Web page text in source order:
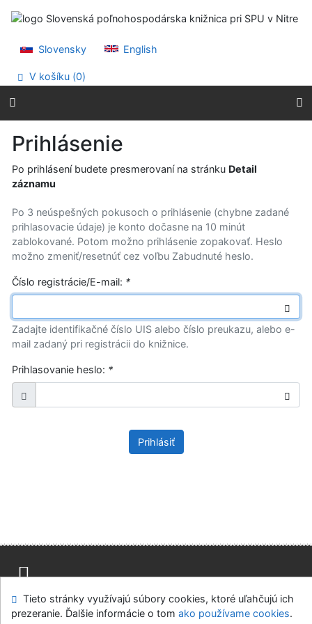
Prejsť na menu
Slovensky
English
V košíku (0)
Prihlásenie
Po prihlásení budete presmerovaní na stránku Detail
záznamu
Po 3 neúspešných pokusoch o prihlásenie (chybne zadané
prihlasovacie údaje) je konto dočasne na 10 minút
zablokované. Potom možno prihlásenie zopakovať. Heslo
možno zmeniť/resetnúť cez voľbu Zabudnuté heslo.
Číslo registrácie/E-mail: *
Zadajte identifikačné číslo UIS alebo číslo preukazu, alebo e-
mail zadaný pri registrácii do knižnice.
Prihlasovanie heslo: *
Prihlásiť
Mapa stránok Prístupnosť
Súkromie
Modul OpenSearch
Napíšte nám Nastavenie cookies
Tieto stránky využívajú súbory cookies, ktoré uľahčujú ich
prezeranie. Ďalšie informácie o tom ako používame cookies.